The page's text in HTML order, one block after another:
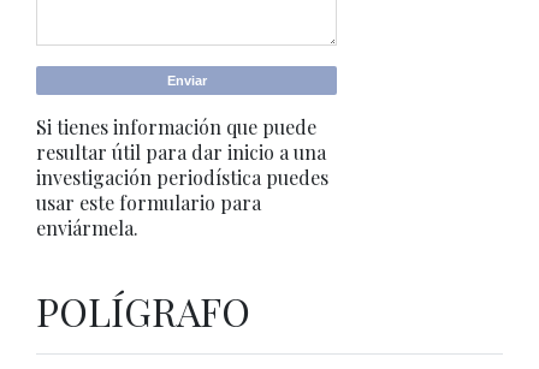
Si tienes información que puede
resultar útil para dar inicio a una
investigación periodística puedes
usar este formulario para
enviármela.
POLÍGRAFO